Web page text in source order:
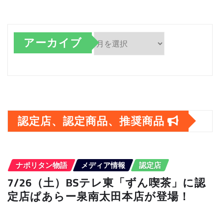
アーカイブ
イ
ブ
認定店、認定商品、推奨商品
ナポリタン物語 メディア情報 認定店
7/26（土）BSテレ東「ずん喫茶」に認
定店ぱあらー泉南太田本店が登場！